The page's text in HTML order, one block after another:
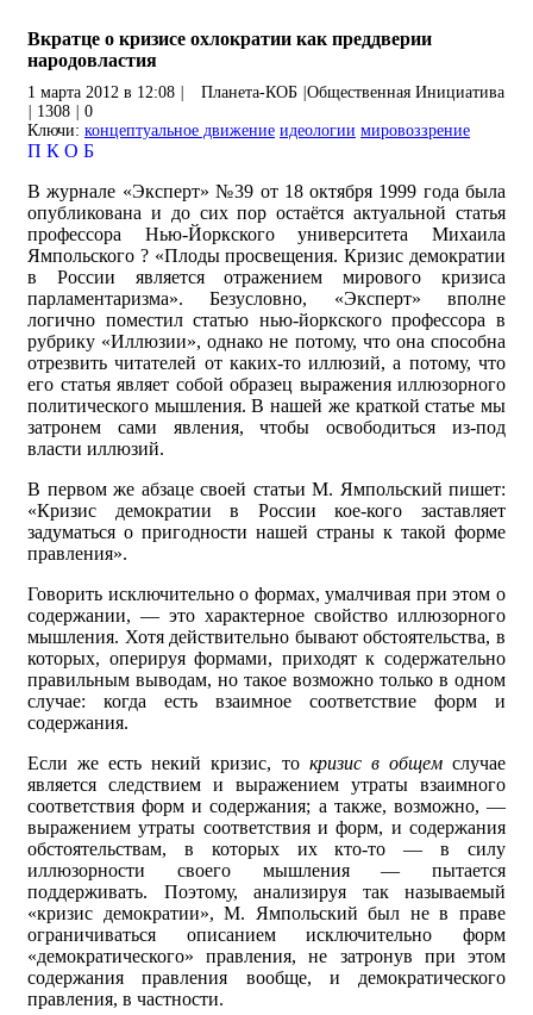
Вкратце о кризисе охлократии как преддверии
народовластия
1 марта 2012 в 12:08 Планета-КОБ Общественная Инициатива
1308
0
Ключи: концептуальное движение идеологии мировоззрение
П К О Б
В журнале «Эксперт» №39 от 18 октября 1999 года была
опубликована и до сих пор остаётся актуальной статья
профессора Нью-Йоркского университета Михаила
Ямпольского ? «Плоды просвещения. Кризис демократии
в России является отражением мирового кризиса
парламентаризма». Безусловно, «Эксперт» вполне
логично поместил статью нью-йоркского профессора в
рубрику «Иллюзии», однако не потому, что она способна
отрезвить читателей от каких-то иллюзий, а потому, что
его статья являет собой образец выражения иллюзорного
политического мышления. В нашей же краткой статье мы
затронем сами явления, чтобы освободиться из-под
власти иллюзий.
В первом же абзаце своей статьи М. Ямпольский пишет:
«Кризис демократии в России кое-кого заставляет
задуматься о пригодности нашей страны к такой форме
правления».
Говорить исключительно о формах, умалчивая при этом о
содержании, — это характерное свойство иллюзорного
мышления. Хотя действительно бывают обстоятельства, в
которых, оперируя формами, приходят к содержательно
правильным выводам, но такое возможно только в одном
случае: когда есть взаимное соответствие форм и
содержания.
Если же есть некий кризис, то кризис в общемслучае
является следствием и выражением утраты взаимного
соответствия форм и содержания; а также, возможно, —
выражением утраты соответствия и форм, и содержания
обстоятельствам, в которых их кто-то — в силу
иллюзорности своего мышления — пытается
поддерживать. Поэтому, анализируя так называемый
«кризис демократии», М. Ямпольский был не в праве
ограничиваться описанием исключительно форм
«демократического» правления, не затронув при этом
содержания правления вообще, и демократического
правления, в частности.